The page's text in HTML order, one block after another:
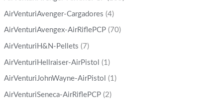
AirVenturiAvenger-Cargadores (4)
AirVenturiAvengex-AirRiflePCP (70)
AirVenturiH&N-Pellets (7)
AirVenturiHellraiser-AirPistol (1)
AirVenturiJohnWayne-AirPistol (1)
AirVenturiSeneca-AirRiflePCP (2)